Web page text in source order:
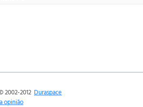
2002-2012 Duraspace
opinião